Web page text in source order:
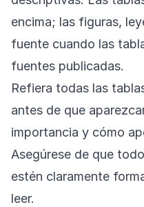
encima; las figuras,
fuente cuando las
fuentes publicadas.
Refiera todas las
antes de que
importancia y cómo
Asegúrese de que
estén claramente
leer.